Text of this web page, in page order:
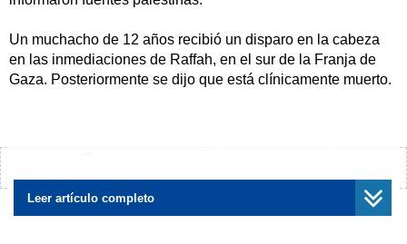
Un muchacho de 12 años recibió un disparo en la cabeza
en las inmediaciones de Raffah, en el sur de la Franja de
Gaza. Posteriormente se dijo que está clínicamente muerto.
levantamiento. Luego volvieron a registrarse disturbios en
la Franja de Gaza.
Leer artículo completo